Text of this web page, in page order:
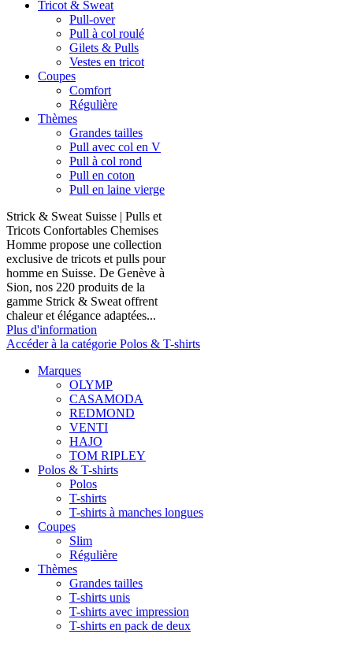
Tricot & Sweat
Pull-over
Pull à col roulé
Gilets & Pulls
Vestes en tricot
Coupes
Comfort
Régulière
Thèmes
Grandes tailles
Pull avec col en V
Pull à col rond
Pull en coton
Pull en laine vierge
Strick & Sweat Suisse | Pulls et
Tricots Confortables Chemises
Homme propose une collection
exclusive de tricots et pulls pour
homme en Suisse. De Genève à
Sion, nos 220 produits de la
gamme Strick & Sweat offrent
chaleur et élégance adaptées...
Plus d'information
Accéder à la catégorie Polos & T-shirts
Marques
OLYMP
CASAMODA
REDMOND
VENTI
HAJO
TOM RIPLEY
Polos & T-shirts
Polos
T-shirts
T-shirts à manches longues
Coupes
Slim
Régulière
Thèmes
Grandes tailles
T-shirts unis
T-shirts avec impression
T-shirts en pack de deux